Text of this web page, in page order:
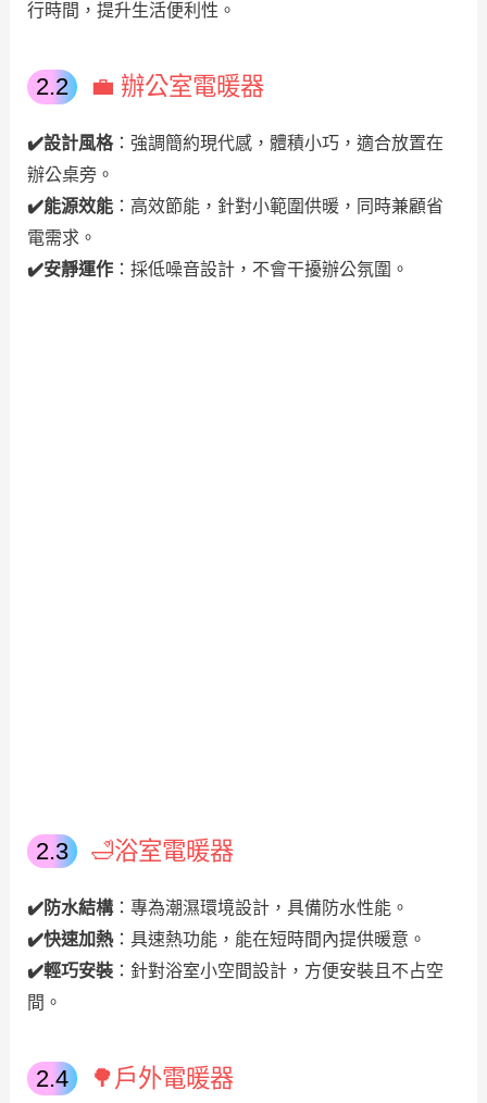
行時間，提升生活便利性。
💼 辦公室電暖器
✔️設計風格：強調簡約現代感，體積小巧，適合放置在
辦公桌旁。
✔️能源效能：高效節能，針對小範圍供暖，同時兼顧省
電需求。
✔️安靜運作：採低噪音設計，不會干擾辦公氛圍。
🛁浴室電暖器
✔️防水結構：專為潮濕環境設計，具備防水性能。
✔️快速加熱：具速熱功能，能在短時間內提供暖意。
✔️輕巧安裝：針對浴室小空間設計，方便安裝且不占空
間。
🌳戶外電暖器